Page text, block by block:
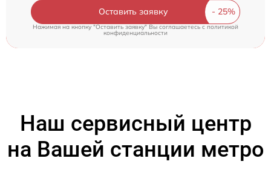
Оставить заявку
Нажимая на кнопку "Оставить заявку" Вы соглашаетесь cполитикой
конфиденциальности
Наш сервисный центр
на Вашей станции метро